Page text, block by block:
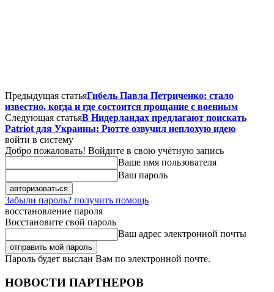
Предыдущая статьяГибель Павла Петриченко: стало
известно, когда и где состоится прощание с военным
Следующая статьяВ Нидерландах предлагают поискать
Patriot для Украины: Рютте озвучил неплохую идею
войти в систему
Добро пожаловать! Войдите в свою учётную запись
Ваше имя пользователя
Ваш пароль
Забыли пароль? получить помощь
восстановление пароля
Восстановите свой пароль
Ваш адрес электронной почты
Пароль будет выслан Вам по электронной почте.
НОВОСТИ ПАРТНЕРОВ